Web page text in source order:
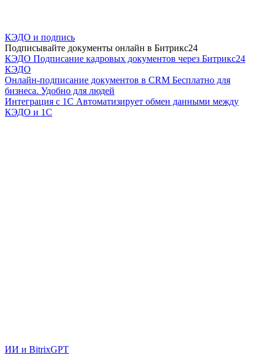
КЭДО и подпись
Подписывайте документы онлайн в Битрикс24
КЭДО Подписание кадровых документов через Битрикс24
КЭДО
Онлайн-подписание документов в CRM Бесплатно для
бизнеса. Удобно для людей
Интеграция с 1С Автоматизирует обмен данными между
КЭДО и 1С
ИИ и BitrixGPT